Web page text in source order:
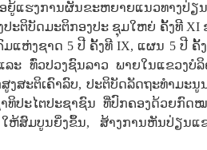
ຍູ້ແຮງການຜັນຂະຫຍາຍແນວທາງປ່
ະຕິບັດມະຕິກອງປະ ຊຸມໃຫຍ່ ຄັ້ງທີ
ແຫ່ງຊາດ 5 ປີ ຄັ້ງທີ IX, ແຜນ 5 ປີ
ລະ ທົ່ວປວງຊົນລາວ ພາຍໃນແຂວງ
ສູງສະຕິເຄົາລົບ, ປະຕິບັດລັດຖະທໍາມະ
າທິປະໄຕປະຊາຊົນ ທີ່ປົກຄອງດ້ວຍກົ
ຫ້ສົມບູນຍິ່ງຂຶ້ນ, ສ້າງການຫັນປ່ຽນ